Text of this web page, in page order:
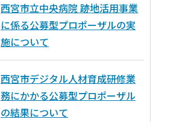
西宮市立中央病院 跡地活用事業
に係る公募型プロポーザルの実
施について
西宮市デジタル人材育成研修業
務にかかる公募型プロポーザル
の結果について